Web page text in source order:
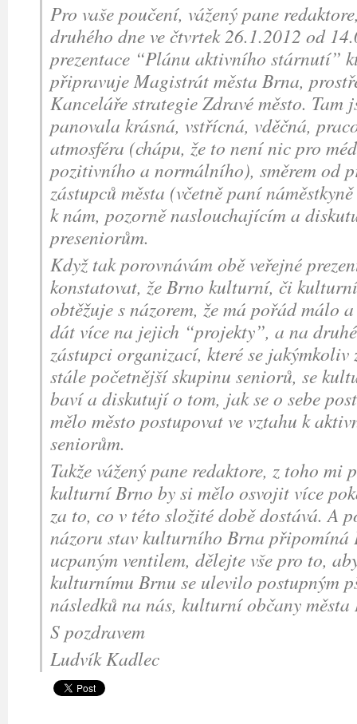
Pro vaše poučení, vážený pane
druhého dne ve čtvrtek 26.1.2012 od
prezentace “Plánu aktivního stárnutí”
připravuje Magistrát města Brna,
Kanceláře strategie Zdravé město.
panovala krásná, vstřícná, vděčná,
atmosféra (chápu, že to není nic pro
pozitivního a normálního), směrem od
zástupců města (včetně paní
k nám, pozorně naslouchajícím a
preseniorům.
Když tak porovnávám obě veřejné
konstatovat, že Brno kulturní, či
obtěžuje s názorem, že má pořád málo
dát více na jejich “projekty”, a na
zástupci organizací, které se jakýmkoliv
stále početnější skupinu seniorů, se
baví a diskutují o tom, jak se o sebe
mělo město postupovat ve vztahu k
seniorům.
Takže vážený pane redaktore, z toho mi
kulturní Brno by si mělo osvojit více
za to, co v této složité době dostává. A
názoru stav kulturního Brna připomíná
ucpaným ventilem, dělejte vše pro to,
kulturnímu Brnu se ulevilo postupným
následků na nás, kulturní občany města
S pozdravem
Ludvík Kadlec